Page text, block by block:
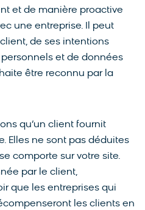
et de manière proactive
une entreprise. Il peut
de ses intentions
personnels et de données
être reconnu par la
qu’un client fournit
Elles ne sont pas déduites
comporte sur votre site.
par le client,
que les entreprises qui
les clients en